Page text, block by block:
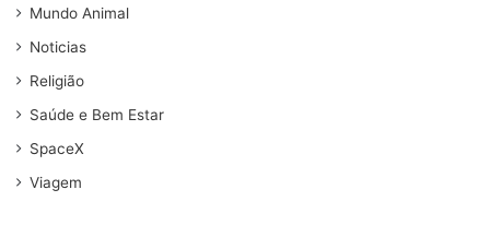
Mundo Animal
Noticias
Religião
Saúde e Bem Estar
SpaceX
Viagem